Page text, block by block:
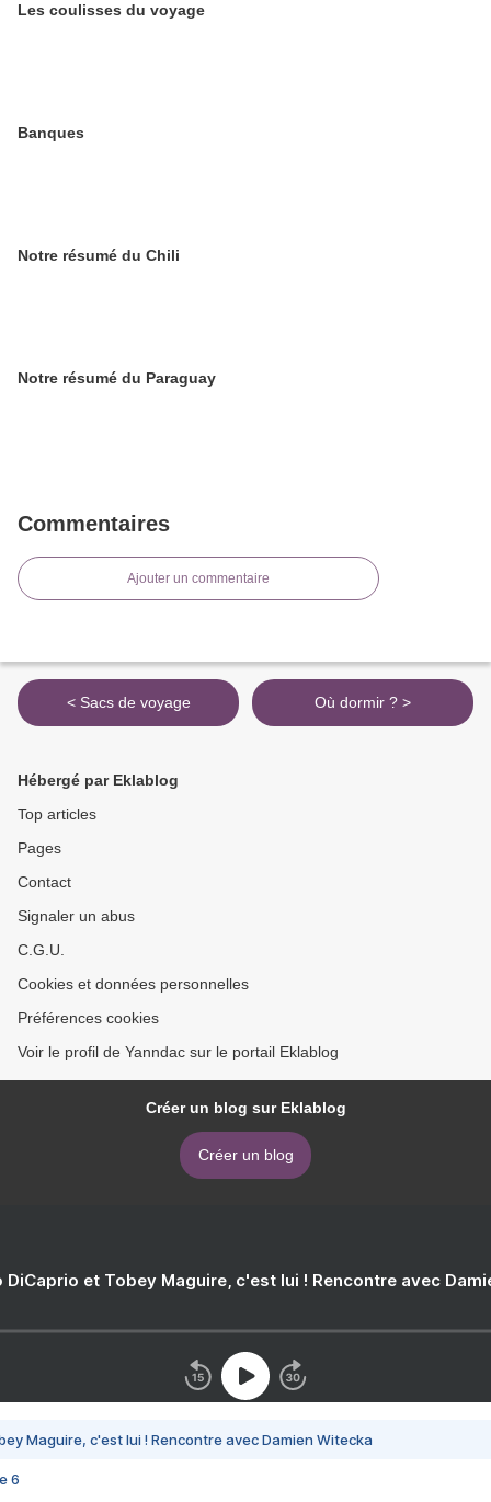
Les coulisses du voyage
Banques
Notre résumé du Chili
Notre résumé du Paraguay
Commentaires
Ajouter un commentaire
< Sacs de voyage Où dormir ? >
Hébergé par Eklablog
Top articles
Pages
Contact
Signaler un abus
C.G.U.
Cookies et données personnelles
Préférences cookies
Voir le profil de Yanndac sur le portail Eklablog
Créer un blog sur Eklablog
Créer un blog
DiCaprio et Tobey Maguire, c'est lui ! Rencontre avec
Maguire, c'est lui ! Rencontre avec Damien Witecka
6